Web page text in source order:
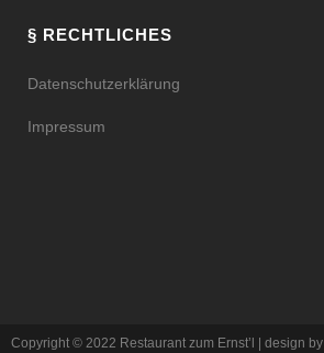
§ RECHTLICHES
Datenschutzerklärung
Impressum
Copyright © 2022 Restaurant zum Ernst’l | design by